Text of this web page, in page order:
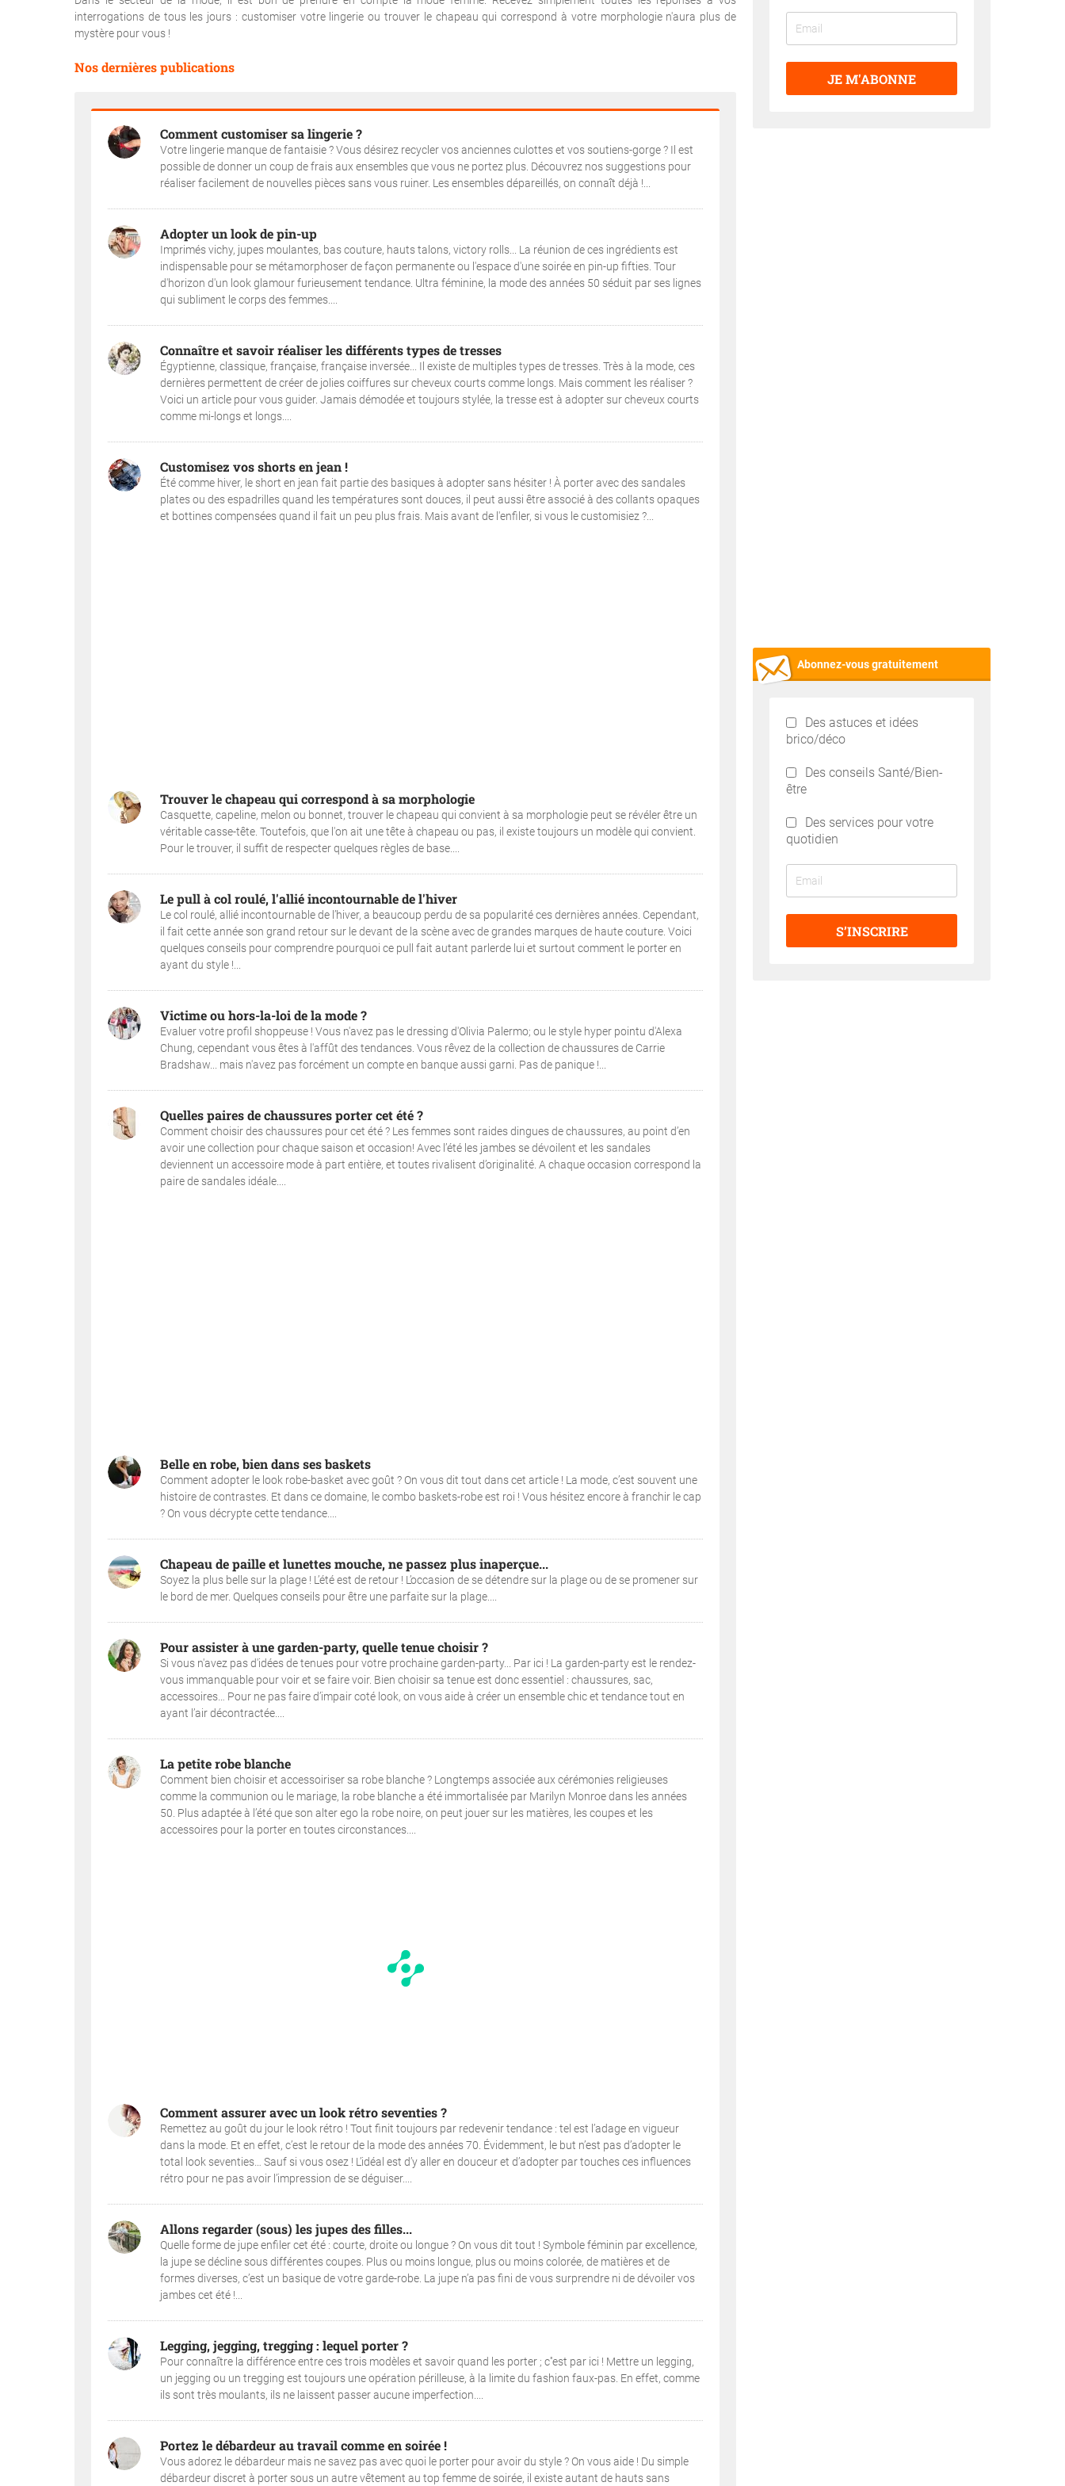
interrogations de tous les jours : customiser votre lingerie ou trouver le chapeau qui correspond à votre morphologie n'aura plus de
mystère pour vous !
Nos dernières publications
Comment customiser sa lingerie ?
Votre lingerie manque de fantaisie ? Vous désirez recycler vos anciennes culottes et vos soutiens-gorge ? Il est
possible de donner un coup de frais aux ensembles que vous ne portez plus. Découvrez nos suggestions pour
réaliser facilement de nouvelles pièces sans vous ruiner. Les ensembles dépareillés, on connaît déjà !...
Adopter un look de pin-up
Imprimés vichy, jupes moulantes, bas couture, hauts talons, victory rolls... La réunion de ces ingrédients est
indispensable pour se métamorphoser de façon permanente ou l'espace d'une soirée en pin-up fifties. Tour
d'horizon d'un look glamour furieusement tendance. Ultra féminine, la mode des années 50 séduit par ses lignes
qui subliment le corps des femmes....
Connaître et savoir réaliser les différents types de tresses
Égyptienne, classique, française, française inversée... Il existe de multiples types de tresses. Très à la mode, ces
dernières permettent de créer de jolies coiffures sur cheveux courts comme longs. Mais comment les réaliser ?
Voici un article pour vous guider. Jamais démodée et toujours stylée, la tresse est à adopter sur cheveux courts
comme mi-longs et longs....
Customisez vos shorts en jean !
Été comme hiver, le short en jean fait partie des basiques à adopter sans hésiter ! À porter avec des sandales
plates ou des espadrilles quand les températures sont douces, il peut aussi être associé à des collants opaques
et bottines compensées quand il fait un peu plus frais. Mais avant de l'enfiler, si vous le customisiez ?...
Trouver le chapeau qui correspond à sa morphologie
Casquette, capeline, melon ou bonnet, trouver le chapeau qui convient à sa morphologie peut se révéler être un
véritable casse-tête. Toutefois, que l'on ait une tête à chapeau ou pas, il existe toujours un modèle qui convient.
Pour le trouver, il suffit de respecter quelques règles de base....
Le pull à col roulé, l'allié incontournable de l'hiver
Le col roulé, allié incontournable de l’hiver, a beaucoup perdu de sa popularité ces dernières années. Cependant,
il fait cette année son grand retour sur le devant de la scène avec de grandes marques de haute couture. Voici
quelques conseils pour comprendre pourquoi ce pull fait autant parlerde lui et surtout comment le porter en
ayant du style !...
Victime ou hors-la-loi de la mode ?
Evaluer votre profil shoppeuse ! Vous n'avez pas le dressing d'Olivia Palermo; ou le style hyper pointu d'Alexa
Chung, cependant vous êtes à l'affût des tendances. Vous rêvez de la collection de chaussures de Carrie
Bradshaw... mais n'avez pas forcément un compte en banque aussi garni. Pas de panique !...
Quelles paires de chaussures porter cet été ?
Comment choisir des chaussures pour cet été ? Les femmes sont raides dingues de chaussures, au point d’en
avoir une collection pour chaque saison et occasion! Avec l’été les jambes se dévoilent et les sandales
deviennent un accessoire mode à part entière, et toutes rivalisent d’originalité. A chaque occasion correspond la
paire de sandales idéale....
Belle en robe, bien dans ses baskets
Comment adopter le look robe-basket avec goût ? On vous dit tout dans cet article ! La mode, c’est souvent une
histoire de contrastes. Et dans ce domaine, le combo baskets-robe est roi ! Vous hésitez encore à franchir le cap
? On vous décrypte cette tendance....
Chapeau de paille et lunettes mouche, ne passez plus inaperçue...
Soyez la plus belle sur la plage ! L’été est de retour ! L’occasion de se détendre sur la plage ou de se promener sur
le bord de mer. Quelques conseils pour être une parfaite sur la plage....
Pour assister à une garden-party, quelle tenue choisir ?
Si vous n'avez pas d'idées de tenues pour votre prochaine garden-party... Par ici ! La garden-party est le rendez-
vous immanquable pour voir et se faire voir. Bien choisir sa tenue est donc essentiel : chaussures, sac,
accessoires… Pour ne pas faire d’impair coté look, on vous aide à créer un ensemble chic et tendance tout en
ayant l’air décontractée....
La petite robe blanche
Comment bien choisir et accessoiriser sa robe blanche ? Longtemps associée aux cérémonies religieuses
comme la communion ou le mariage, la robe blanche a été immortalisée par Marilyn Monroe dans les années
50. Plus adaptée à l’été que son alter ego la robe noire, on peut jouer sur les matières, les coupes et les
accessoires pour la porter en toutes circonstances....
Comment assurer avec un look rétro seventies ?
Remettez au goût du jour le look rétro ! Tout finit toujours par redevenir tendance : tel est l’adage en vigueur
dans la mode. Et en effet, c’est le retour de la mode des années 70. Évidemment, le but n’est pas d’adopter le
total look seventies… Sauf si vous osez ! L’idéal est d’y aller en douceur et d’adopter par touches ces influences
rétro pour ne pas avoir l’impression de se déguiser....
Allons regarder (sous) les jupes des filles...
Quelle forme de jupe enfiler cet été : courte, droite ou longue ? On vous dit tout ! Symbole féminin par excellence,
la jupe se décline sous différentes coupes. Plus ou moins longue, plus ou moins colorée, de matières et de
formes diverses, c’est un basique de votre garde-robe. La jupe n’a pas fini de vous surprendre ni de dévoiler vos
jambes cet été !...
Legging, jegging, tregging : lequel porter ?
Pour connaître la différence entre ces trois modèles et savoir quand les porter ; c''est par ici ! Mettre un legging,
un jegging ou un tregging est toujours une opération périlleuse, à la limite du fashion faux-pas. En effet, comme
ils sont très moulants, ils ne laissent passer aucune imperfection....
Portez le débardeur au travail comme en soirée !
Vous adorez le débardeur mais ne savez pas avec quoi le porter pour avoir du style ? On vous aide ! Du simple
débardeur discret à porter sous un autre vêtement au top femme de soirée, il existe autant de hauts sans
JE M'ABONNE
Abonnez-vous gratuitement
Des astuces et idées
brico/déco
Des conseils Santé/Bien-
être
Des services pour votre
quotidien
S’INSCRIRE